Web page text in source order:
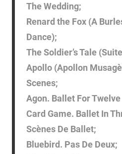
The Wedding;
Renard the Fox (A
Dance);
The Soldier’s Tale
Apollo (Apollon
Scenes;
Agon. Ballet For
Card Game. Ballet In
Scènes De Ballet;
Bluebird. Pas De Deux;